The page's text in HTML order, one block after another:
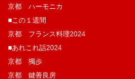
京都 ハーモニカ
■この１週間
京都 フランス料理2024
■あれこれ話2024
京都 獨歩
京都 鍵善良房